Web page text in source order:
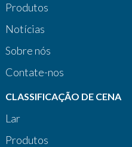
Produtos
Notícias
Sobre nós
Contate-nos
CLASSIFICAÇÃO DE CENA
Lar
Produtos